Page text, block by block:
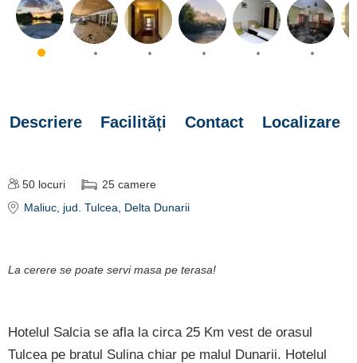
Descriere Facilități Contact Localizare
50 locuri 25 camere
Maliuc , jud. Tulcea, Delta Dunarii
La cerere se poate servi masa pe terasa!
Hotelul Salcia se afla la circa 25 Km vest de orasul
Tulcea pe bratul Sulina chiar pe malul Dunarii. Hotelul